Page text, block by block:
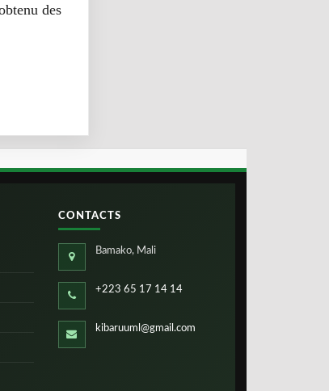
des
CONTACTS
Bamako, Mali
+223 65 17 14 14
kibaruuml@gmail.com